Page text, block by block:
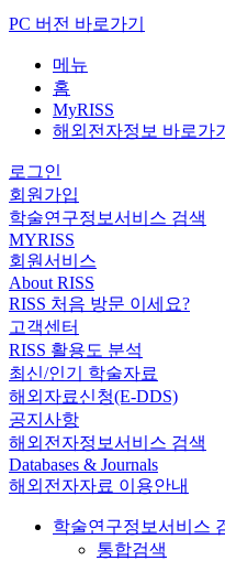
PC 버전 바로가기
메뉴
홈
MyRISS
해외전자정보 바로가기
로그인
회원가입
학술연구정보서비스 검색
MYRISS
회원서비스
About RISS
RISS 처음 방문 이세요?
고객센터
RISS 활용도 분석
최신/인기 학술자료
해외자료신청(E-DDS)
공지사항
해외전자정보서비스 검색
Databases & Journals
해외전자자료 이용안내
학술연구정보서비스
통합검색